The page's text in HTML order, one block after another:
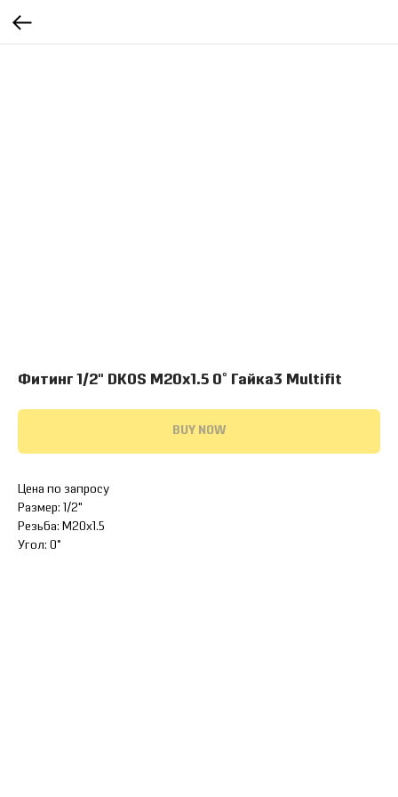
Фитинг 1/2" DKOS M20x1.5 0° Гайка3 Multifit
BUY NOW
Цена по запросу
Размер: 1/2"
Резьба: M20x1.5
Угол: 0°